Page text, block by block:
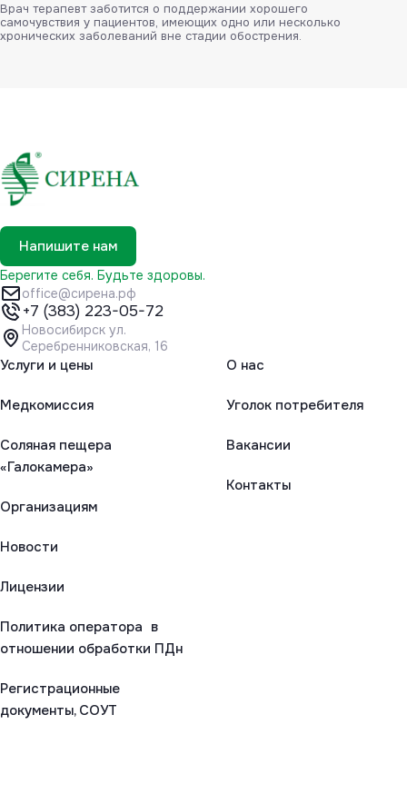
Врач терапевт заботится о поддержании хорошего
самочувствия у пациентов, имеющих одно или несколько
хронических заболеваний вне стадии обострения.
Новосибирск ул.
Серебренниковская, 16
+7 (383) 223-05-72
office@сирена.рф
Берегите себя. Будьте здоровы.
Напишите нам
Услуги и цены
Медкомиссия
Соляная пещера
«Галокамера»
Организациям
О нас
Уголок потребителя
Вакансии
Контакты
Новости
Лицензии
Политика оператора в
отношении обработки ПДн
Регистрационные
документы, СОУТ